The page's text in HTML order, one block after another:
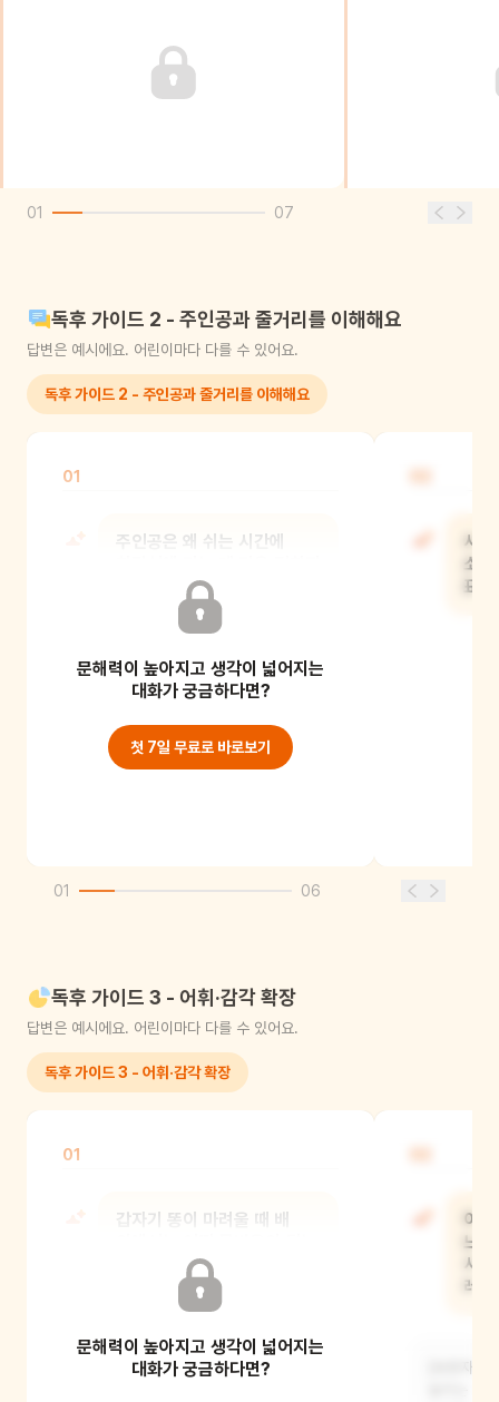
01 07
독후 가이드 2 - 주인공과 줄거리를 이해해요
답변은 예시에요. 어린이마다 다를 수 있어요.
독후 가이드 2 - 주인공과 줄거리를 이해해요
01
주인공은 왜 쉬는 시간에
않았을까?
문해력이 높아지고 생각이 넓어지는
대화가 궁금하다면?
첫 7일 무료로 바로보기
시
소
표
01 06
독후 가이드 3 - 어휘·감각 확장
답변은 예시에요. 어린이마다 다를 수 있어요.
독후 가이드 3 - 어휘·감각 확장
01
갑자기 똥이 마려울 때 배
듯한 소리가 들리는 것 같니?
감각적 전이, 즉 눈에 보이지 않는
신체적 신호를 소리나 촉감 같은
문해력이 높아지고 생각이 넓어지는
대화가 궁금하다면?
이
느
사
레
[보호자